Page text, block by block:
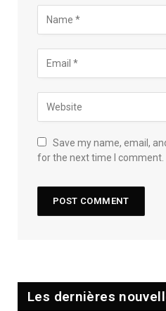
Save my name, email,
for the next time I comment.
Les dernières